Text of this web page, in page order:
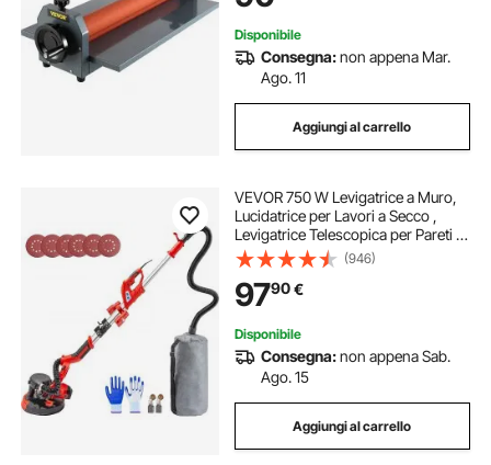
Disponibile
Consegna:non appena Mar.
Ago. 11
Aggiungi al carrello
VEVOR 750 W Levigatrice a Muro,
Lucidatrice per Lavori a Secco ,
Levigatrice Telescopica per Pareti e
Soffitti, Levigatrice a Giraffa, con fari
LED sul manico, Ideale per Levigare
Soffitti e Pareti
(946)
9790€
Disponibile
Consegna:non appena Sab.
Ago. 15
Aggiungi al carrello